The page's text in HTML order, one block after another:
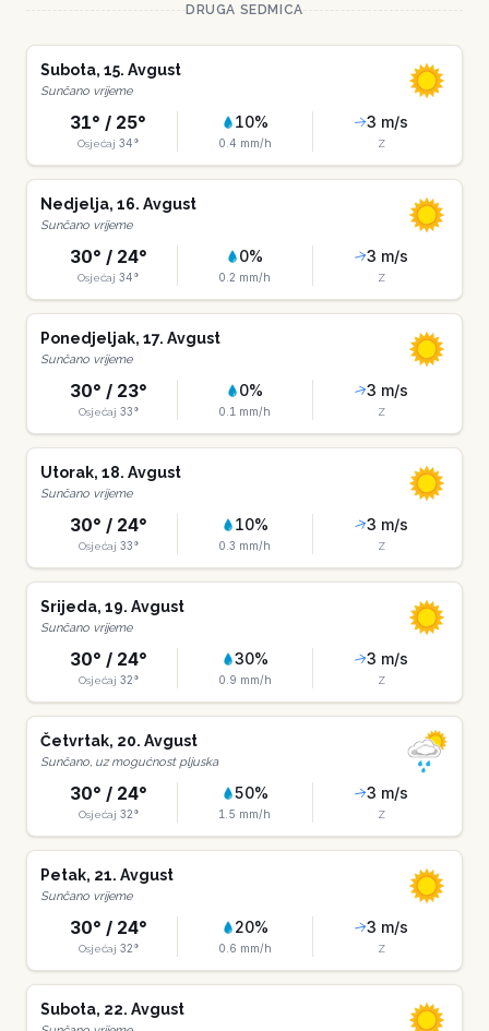
DRUGA SEDMICA
Subota, 15. Avgust
Sunčano vrijeme
31° / 25°
Osjećaj 34°
10%
0.4 mm/h
3 m/s
Z
Nedjelja, 16. Avgust
Sunčano vrijeme
30° / 24°
Osjećaj 34°
0%
0.2 mm/h
3 m/s
Z
Ponedjeljak, 17. Avgust
Sunčano vrijeme
30° / 23°
Osjećaj 33°
0%
0.1 mm/h
3 m/s
Z
Utorak, 18. Avgust
Sunčano vrijeme
30° / 24°
Osjećaj 33°
10%
0.3 mm/h
3 m/s
Z
Srijeda, 19. Avgust
Sunčano vrijeme
30° / 24°
Osjećaj 32°
30%
0.9 mm/h
3 m/s
Z
Četvrtak, 20. Avgust
Sunčano, uz mogućnost pljuska
30° / 24°
Osjećaj 32°
50%
1.5 mm/h
3 m/s
Z
Petak, 21. Avgust
Sunčano vrijeme
30° / 24°
Osjećaj 32°
20%
0.6 mm/h
3 m/s
Z
Subota, 22. Avgust